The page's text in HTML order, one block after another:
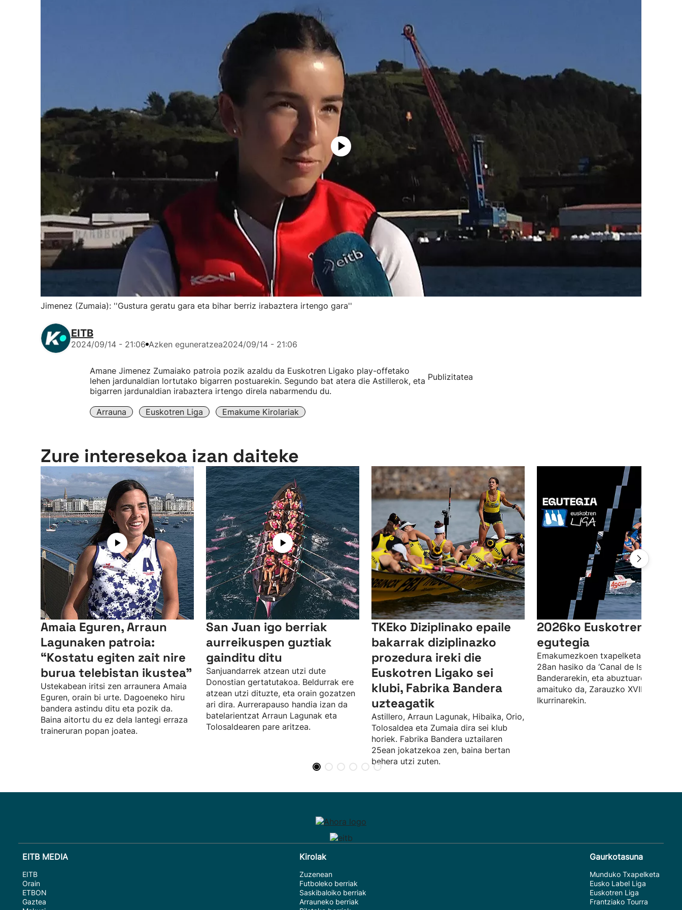
Jimenez (Zumaia): ''Gustura geratu gara eta bihar berriz irabaztera irtengo gara''
EITB
2024/09/14 - 21:06 Azken eguneratzea2024/09/14 - 21:06
Amane Jimenez Zumaiako patroia pozik azaldu da Euskotren Ligako play-offetako
lehen jardunaldian lortutako bigarren postuarekin. Segundo bat atera die Astillerok, eta
bigarren jardunaldian irabaztera irtengo direla nabarmendu du.
Arrauna Euskotren Liga Emakume Kirolariak
Publizitatea
Zure interesekoa izan daiteke
Amaia Eguren, Arraun
Lagunaken patroia:
“Kostatu egiten zait nire
burua telebistan ikustea"
Ustekabean iritsi zen arraunera Amaia
Eguren, orain bi urte. Dagoeneko hiru
bandera astindu ditu eta pozik da.
Baina aitortu du ez dela lantegi erraza
traineruran popan joatea.
San Juan igo berriak
aurreikuspen guztiak
gainditu ditu
Sanjuandarrek atzean utzi dute
Donostian gertatutakoa. Beldurrak ere
atzean utzi dituzte, eta orain gozatzen
ari dira. Aurrerapauso handia izan da
batelarientzat Arraun Lagunak eta
Tolosaldearen pare aritzea.
TKEko Diziplinako epaile
bakarrak diziplinazko
prozedura ireki die
Euskotren Ligako sei
klubi, Fabrika Bandera
uzteagatik
Astillero, Arraun Lagunak, Hibaika, Orio,
Tolosaldea eta Zumaia dira sei klub
horiek. Fabrika Bandera uztailaren
25ean jokatzekoa zen, baina bertan
behera utzi zuten.
2026ko Euskotren
egutegia
Emakumezkoen txapelketa ekainaren
28an hasiko da ‘Canal de Isabel II’
Banderarekin, eta abuztuaren 23an
amaituko da, Zarauzko XVIII.
Ikurrinarekin.
EITB MEDIA
EITB
Orain
ETBON
Gaztea
Kirolak
Zuzenean
Futboleko berriak
Saskibaloiko berriak
Arrauneko berriak
Gaurkotasuna
Munduko Txapelketa
Eusko Label Liga
Euskotren Liga
Frantziako Tourra